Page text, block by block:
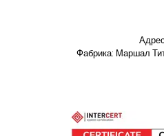
Фабрика: Маршал